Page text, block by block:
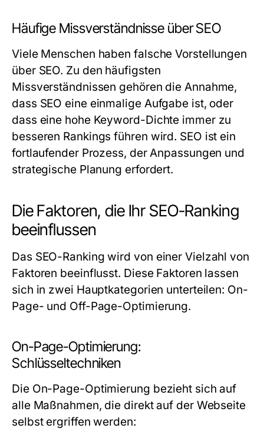
Häufige Missverständnisse über SEO
Viele Menschen haben falsche Vorstellungen
über SEO. Zu den häufigsten
Missverständnissen gehören die Annahme,
dass SEO eine einmalige Aufgabe ist, oder
dass eine hohe Keyword-Dichte immer zu
besseren Rankings führen wird. SEO ist ein
fortlaufender Prozess, der Anpassungen und
strategische Planung erfordert.
Die Faktoren, die Ihr SEO-Ranking
beeinflussen
Das SEO-Ranking wird von einer Vielzahl von
Faktoren beeinflusst. Diese Faktoren lassen
sich in zwei Hauptkategorien unterteilen: On-
Page- und Off-Page-Optimierung.
On-Page-Optimierung:
Schlüsseltechniken
Die On-Page-Optimierung bezieht sich auf
alle Maßnahmen, die direkt auf der Webseite
selbst ergriffen werden: